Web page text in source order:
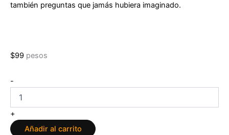
también preguntas que jamás hubiera imaginado.
$99 pesos
-
de
Cristal
de
Cristina
Pietro
+
Añadir al carrito